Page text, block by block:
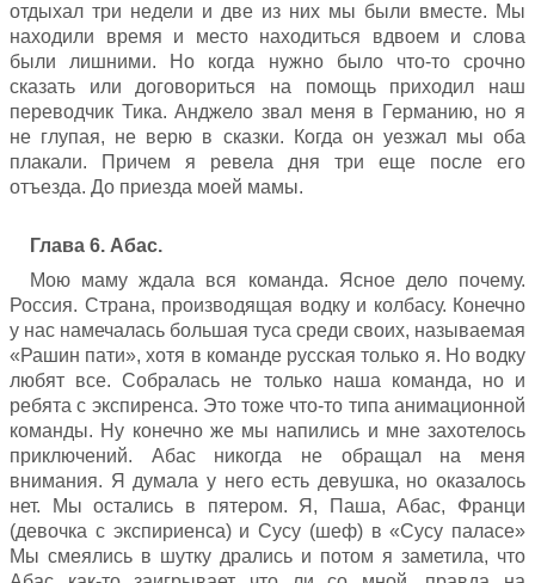
отдыхал три недели и две из них мы были вместе. Мы
находили время и место находиться вдвоем и слова
были лишними. Но когда нужно было что-то срочно
сказать или договориться на помощь приходил наш
переводчик Тика. Анджело звал меня в Германию, но я
не глупая, не верю в сказки. Когда он уезжал мы оба
плакали. Причем я ревела дня три еще после его
отъезда. До приезда моей мамы.
Глава 6. Абас.
Мою маму ждала вся команда. Ясное дело почему.
Россия. Страна, производящая водку и колбасу. Конечно
у нас намечалась большая туса среди своих, называемая
«Рашин пати», хотя в команде русская только я. Но водку
любят все. Собралась не только наша команда, но и
ребята с экспиренса. Это тоже что-то типа анимационной
команды. Ну конечно же мы напились и мне захотелось
приключений. Абас никогда не обращал на меня
внимания. Я думала у него есть девушка, но оказалось
нет. Мы остались в пятером. Я, Паша, Абас, Франци
(девочка с экспириенса) и Сусу (шеф) в «Сусу паласе»
Мы смеялись в шутку дрались и потом я заметила, что